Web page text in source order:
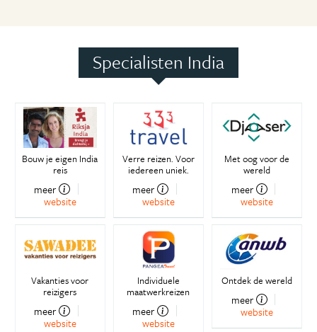
Specialisten India
Bouw je eigen India
reis
meer
website
Verre reizen. Voor
iedereen uniek.
meer
website
Met oog voor de
wereld
meer
website
Vakanties voor
reizigers
meer
website
Individuele
maatwerkreizen
meer
website
Ontdek de wereld
meer
website